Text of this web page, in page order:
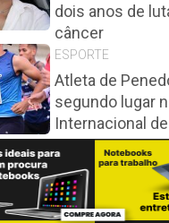
dois anos de
câncer
ESPORTE
Atleta de
segundo lugar
Internacional